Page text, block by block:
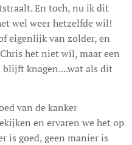
En toch, nu ik dit
wel weer hetzelfde wil!
eigenlijk van zolder, en
het niet wil, maar een
knagen....wat als dit
van de kanker
en ervaren we het op
is goed, geen manier is